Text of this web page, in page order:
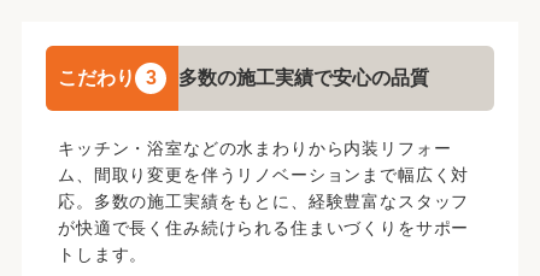
こだわり 3 多数の施工実績で安心の品質
キッチン・浴室などの水まわりから内装リフォー
ム、間取り変更を伴うリノベーションまで幅広く対
応。多数の施工実績をもとに、経験豊富なスタッフ
が快適で長く住み続けられる住まいづくりをサポー
トします。